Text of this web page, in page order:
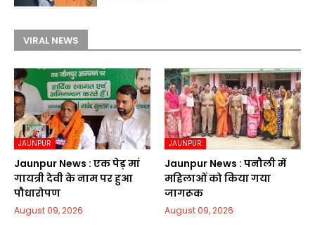
VIRAL NEWS
JAUNPUR
Jaunpur News : एक पेड़ मां
गायत्री देवी के नाम पर हुआ
पौधारोपण
August 09, 2026
JAUNPUR
Jaunpur News : पनौली में
महिलाओं को किया गया
जागरूक
August 09, 2026